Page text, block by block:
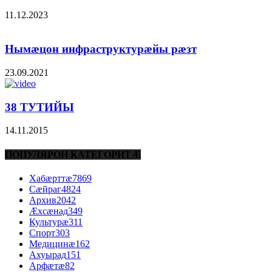
11.12.2023
Нымæцон инфраструктурæйы рæзт
23.09.2021
38 ТУТИЙЫ
14.11.2015
ПОПУЛЯРОН КАТЕГОРИТÆ
Хабæрттæ7869
Сæйраг4824
Архив2042
Æхсæнад349
Культурæ311
Спорт303
Медицинæ162
Ахуырад151
Арфæтæ82